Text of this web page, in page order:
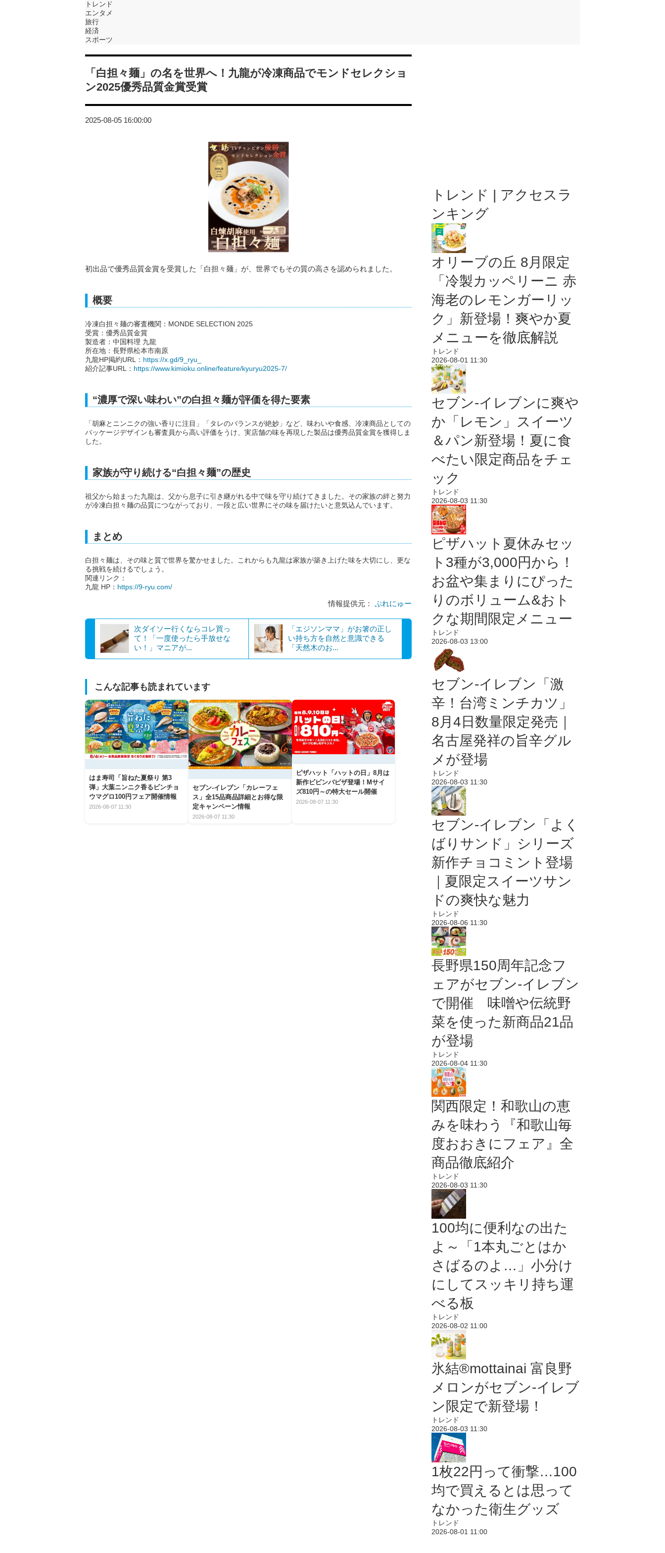
トレンド
エンタメ
旅行
経済
スポーツ
「白担々麺」の名を世界へ！九龍が冷凍商品でモンドセレクショ
ン2025優秀品質金賞受賞
2025-08-05 16:00:00
初出品で優秀品質金賞を受賞した「白担々麺」が、世界でもその質の高さを認められました。
概要
冷凍白担々麺の審査機関：MONDE SELECTION 2025
受賞：優秀品質金賞
製造者：中国料理 九龍
所在地：長野県松本市南原
九龍HP掲約URL： https://x.gd/9_ryu_
紹介記事URL： https://www.kimioku.online/feature/kyuryu2025-7/
“濃厚で深い味わい”の白担々麺が評価を得た要素
「胡麻とニンニクの強い香りに注目」「タレのバランスが絶妙」など、味わいや食感、冷凍商品としての
パッケージデザインも審査員から高い評価をうけ、実店舗の味を再現した製品は優秀品質金賞を獲得しま
した。
家族が守り続ける“白担々麺”の歴史
祖父から始まった九龍は、父から息子に引き継がれる中で味を守り続けてきました。その家族の絆と努力
が冷凍白担々麺の品質につながっており、一段と広い世界にその味を届けたいと意気込んでいます。
まとめ
白担々麺は、その味と質で世界を驚かせました。これからも九龍は家族が築き上げた味を大切にし、更な
る挑戦を続けるでしょう。
関連リンク：
九龍 HP： https://9-ryu.com/
情報提供元： ぷれにゅー
次ダイソー行くならコレ買っ
て！「一度使ったら手放せな
い！」マニアが...
「エジソンママ」がお箸の正し
い持ち方を自然と意識できる
「天然木のお...
こんな記事も読まれています
はま寿司「旨ねた夏祭り 第3
弾」大葉ニンニク香るビンチョ
ウマグロ100円フェア開催情報
2026-08-07 11:30
セブン‐イレブン「カレーフェ
ス」全15品商品詳細とお得な限
定キャンペーン情報
2026-08-07 11:30
ピザハット「ハットの日」8月は
新作ビビンバピザ登場！Mサイ
ズ810円～の特大セール開催
2026-08-07 11:30
トレンド | アクセスラ
ンキング
オリーブの丘 8月限定
「冷製カッペリーニ 赤
海老のレモンガーリッ
ク」新登場！爽やか夏
メニューを徹底解説
トレンド
2026-08-01 11:30
セブン‐イレブンに爽や
か「レモン」スイーツ
＆パン新登場！夏に食
べたい限定商品をチェ
ック
トレンド
2026-08-03 11:30
ピザハット夏休みセッ
ト3種が3,000円から！
お盆や集まりにぴった
りのボリューム&おト
クな期間限定メニュー
トレンド
2026-08-03 13:00
セブン-イレブン「激
辛！台湾ミンチカツ」
8月4日数量限定発売｜
名古屋発祥の旨辛グル
メが登場
トレンド
2026-08-03 11:30
セブン‐イレブン「よく
ばりサンド」シリーズ
新作チョコミント登場
｜夏限定スイーツサン
ドの爽快な魅力
トレンド
2026-08-06 11:30
長野県150周年記念フ
ェアがセブン-イレブン
で開催 味噌や伝統野
菜を使った新商品21品
が登場
トレンド
2026-08-04 11:30
関西限定！和歌山の恵
みを味わう『和歌山毎
度おおきにフェア』全
商品徹底紹介
トレンド
2026-08-03 11:30
100均に便利なの出た
よ～「1本丸ごとはか
さばるのよ…」小分け
にしてスッキリ持ち運
べる板
トレンド
2026-08-02 11:00
氷結®mottainai 富良野
メロンがセブン‐イレブ
ン限定で新登場！
トレンド
2026-08-03 11:30
1枚22円って衝撃…100
均で買えるとは思って
なかった衛生グッズ
トレンド
2026-08-01 11:00